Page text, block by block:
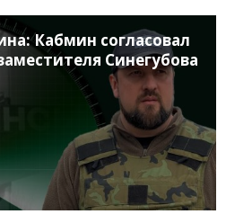
Кабмин согласовал
Синегубова